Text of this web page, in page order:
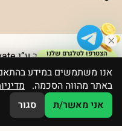
פותח ועוצב ע”י elevateהצטרפו לטלגרם שלנו
אנו משתמשים במידע
באתר מהווה הסכמה.
אני מאשר/ת
סגור